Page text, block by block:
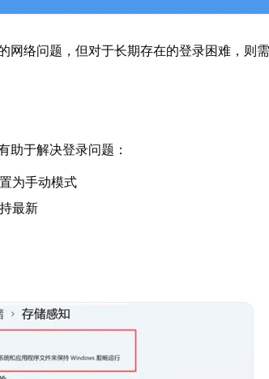
网络问题，但对于长期存在的登录困难，则
助于解决登录问题：
为手动模式
最新